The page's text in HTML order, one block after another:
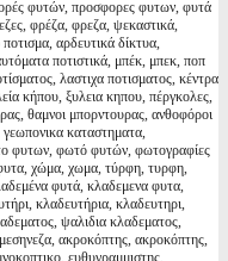
φυτών, προσφορες φυτων, φυτά
φρέζα, φρεζα, ψεκαστικά,
αρδευτικά δίκτυα,
ποτιστικά, μπέκ, μπεκ, ποπ
λαστιχα ποτισματος, κέντρα
κήπου, ξυλεια κηπου, πέργκολες,
θαμνοι μπορντουρας, ανθοφόροι
καταστηματα,
φυτων, φωτό φυτών, φωτογραφίες
χώμα, χωμα, τύρφη, τυρφη,
φυτά, κλαδεμενα φυτα,
κλαδευτήρια, κλαδευτηρι,
ψαλιδια κλαδεματος,
ακροκόπτης, ακροκόπτης,
ευθυγραμμιστης,